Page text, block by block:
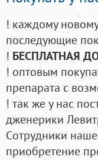
! каждому
последующие
! БЕСПЛАТНАЯ
! оптовым
препарата с
! так же у нас
дженерики
Cотрудники
приобретение